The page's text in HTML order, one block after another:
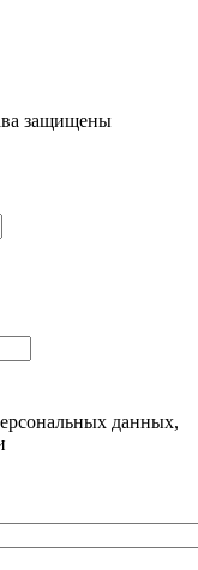
защищены
данных,